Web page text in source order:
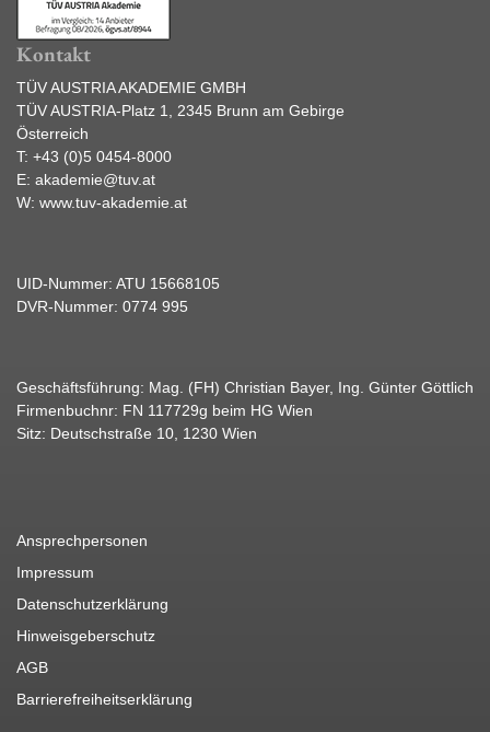
Kontakt
TÜV AUSTRIA AKADEMIE GMBH
TÜV AUSTRIA-Platz 1, 2345 Brunn am Gebirge
Österreich
T: +43 (0)5 0454-8000
E: akademie@tuv.at
W: www.tuv-akademie.at
UID-Nummer: ATU 15668105
DVR-Nummer: 0774 995
Geschäftsführung: Mag. (FH) Christian Bayer, Ing. Günter Göttlich
Firmenbuchnr: FN 117729g beim HG Wien
Sitz: Deutschstraße 10, 1230 Wien
Ansprechpersonen
Impressum
Datenschutzerklärung
Hinweisgeberschutz
AGB
Barrierefreiheitserklärung